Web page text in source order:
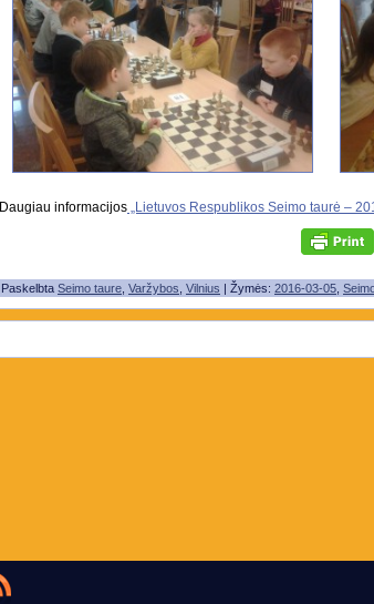
Daugiau informacijos „Lietuvos Respublikos Seimo taurė –
Paskelbta Seimo taure Varžybos Vilnius | Žymės: 2016-03-05